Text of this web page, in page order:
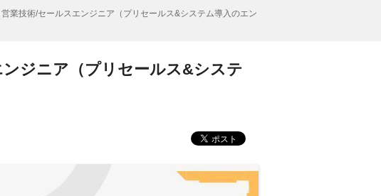
営業技術/セールスエンジニア（プリセールス&システム導入のエン
ンジニア（プリセールス&システ